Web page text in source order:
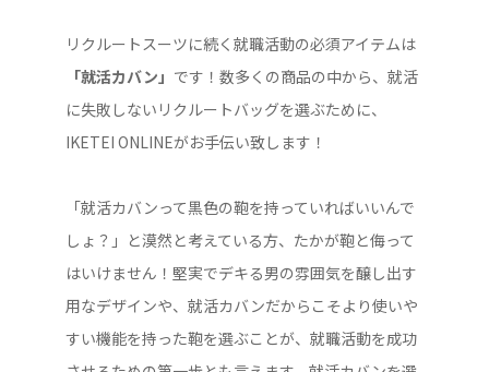
リクルートスーツに続く就職活動の必須アイテムは
「就活カバン」 です！数多くの商品の中から、就活
に失敗しないリクルートバッグを選ぶために、
IKETEI ONLINEがお手伝い致します！
「就活カバンって黒色の鞄を持っていればいいんで
しょ？」と漠然と考えている方、たかが鞄と侮って
はいけません！堅実でデキる男の雰囲気を醸し出す
用なデザインや、就活カバンだからこそより使いや
すい機能を持った鞄を選ぶことが、就職活動を成功